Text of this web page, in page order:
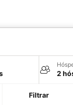
2
Filtrar